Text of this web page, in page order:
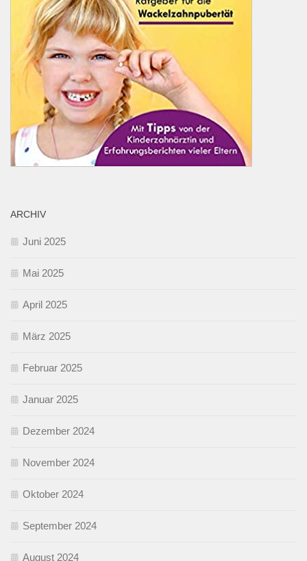
ARCHIV
Juni 2025
Mai 2025
April 2025
März 2025
Februar 2025
Januar 2025
Dezember 2024
November 2024
Oktober 2024
September 2024
August 2024